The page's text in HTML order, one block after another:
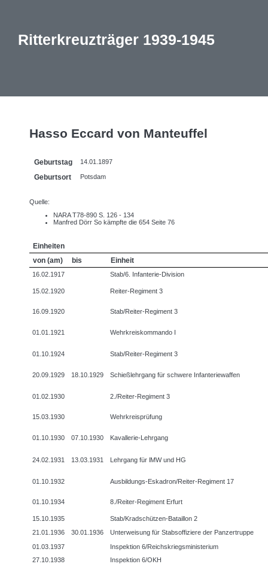
Ritterkreuzträger 1939-1945
Hasso Eccard von Manteuffel
Geburtstag 14.01.1897
Geburtsort Potsdam
Quelle:
NARA T78-890 S. 126 - 134
Manfred Dörr So kämpfte die 654 Seite 76
Einheiten
von (am)
bis Einheit
16.02.1917 Stab/6. Infanterie-Division
15.02.1920 Reiter-Regiment 3
16.09.1920 Stab/Reiter-Regiment 3
01.01.1921 Wehrkreiskommando I
01.10.1924 Stab/Reiter-Regiment 3
20.09.1929 18.10.1929 Schießlehrgang für schwere Infanteriewaffen
01.02.1930 2./Reiter-Regiment 3
15.03.1930 Wehrkreisprüfung
01.10.1930 07.10.1930 Kavallerie-Lehrgang
24.02.1931 13.03.1931 Lehrgang für lMW und HG
01.10.1932 Ausbildungs-Eskadron/Reiter-Regiment 17
01.10.1934 8./Reiter-Regiment Erfurt
15.10.1935
Stab/Kradschützen-Bataillon 2
21.01.1936
30.01.1936
Unterweisung für Stabsoffiziere der Panzertruppe
01.03.1937
Inspektion 6/Reichskriegsministerium
27.10.1938
Inspektion 6/OKH